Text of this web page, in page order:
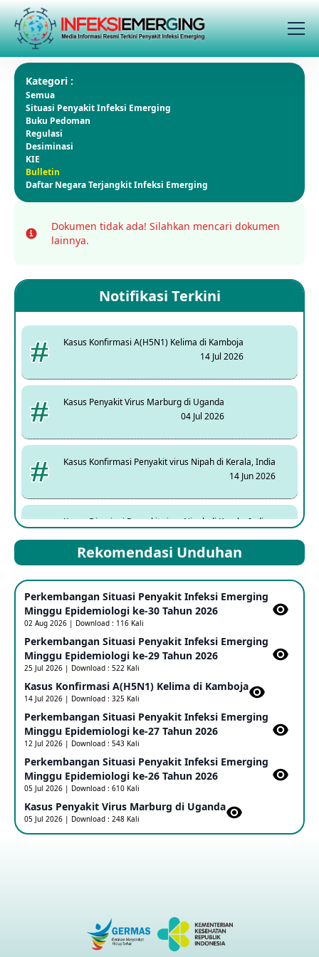
Kategori :
Semua
Situasi Penyakit Infeksi Emerging
Buku Pedoman
Regulasi
Desiminasi
KIE
Bulletin
Daftar Negara Terjangkit Infeksi Emerging
Info
Dokumen tidak ada! Silahkan mencari dokumen
lainnya.
Notifikasi Terkini
Kasus Konfirmasi A(H5N1) Kelima di Kamboja
14 Jul 2026
Kasus Penyakit Virus Marburg di Uganda
04 Jul 2026
Kasus Konfirmasi Penyakit virus Nipah di Kerala, India
14 Jun 2026
Kasus Dicurigai Penyakit virus Nipah di Kerala, India
Mpox Clade 1b di Taiwan
25 May 2026
Update Informasi PHEIC Penyakit Ebola
23 May 2026
Penetapan Outbreak Penyakit Ebola di RD Kongo dan
Uganda Sebagai PHEIC
17 May 2026
Outbreak Penyakti Ebola di RD Kongo
16 May 2026
Kasus Konfirmasi A(H5NN6) di Cina
Penyakit virus Hanta di Kapal Pesiar Keberangkatan
Rekomendasi Unduhan
Perkembangan Situasi Penyakit Infeksi Emerging
Minggu Epidemiologi ke-30 Tahun 2026
02 Aug 2026 | Download : 116 Kali
Perkembangan Situasi Penyakit Infeksi Emerging
Minggu Epidemiologi ke-29 Tahun 2026
25 Jul 2026 | Download : 522 Kali
Kasus Konfirmasi A(H5N1) Kelima di Kamboja​
14 Jul 2026 | Download : 325 Kali
Perkembangan Situasi Penyakit Infeksi Emerging
Minggu Epidemiologi ke-27 Tahun 2026
12 Jul 2026 | Download : 543 Kali
Perkembangan Situasi Penyakit Infeksi Emerging
Minggu Epidemiologi ke-26 Tahun 2026
05 Jul 2026 | Download : 610 Kali
Kasus Penyakit Virus Marburg di Uganda
05 Jul 2026 | Download : 248 Kali